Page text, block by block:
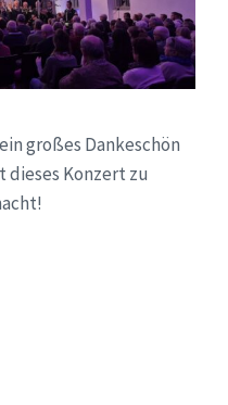
großes Dankeschön
dieses Konzert zu